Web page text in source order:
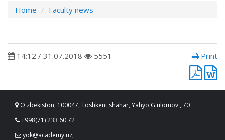
Home Faculty news
14:12 / 31.07.2018 5551 Print
O'zbekiston, 100047, Toshkent shahar, Yahyo G'ulomov , 70
+998(71) 233 60 72
yok@academy.uz;